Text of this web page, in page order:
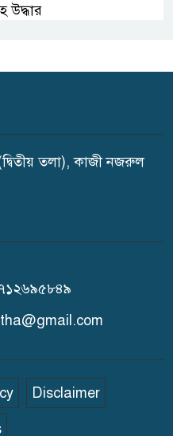
উদ্ধার
গ্রুপিং ক্যাম্পেইন
কৃষক দলের বিজয়
চাপায় পথচারী নারীর মৃত্যু
সরকারি বালিকা উচ্চ
গণঅভ্যুত্থান দিবস পালিত
(দ্বিতীয় তলা), কাজী নজরুল
Disclaimer